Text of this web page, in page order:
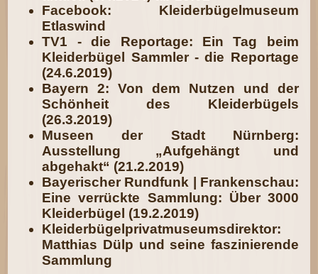
Facebook: Kleiderbügelmuseum
Etlaswind
TV1 - die Reportage: Ein Tag beim
Kleiderbügel Sammler - die Reportage
(24.6.2019)
Bayern 2: Von dem Nutzen und der
Schönheit des Kleiderbügels
(26.3.2019)
Museen der Stadt Nürnberg:
Ausstellung „Aufgehängt und
abgehakt“ (21.2.2019)
Bayerischer Rundfunk | Frankenschau:
Eine verrückte Sammlung: Über 3000
Kleiderbügel (19.2.2019)
Kleiderbügelprivatmuseumsdirektor:
Matthias Dülp und seine faszinierende
Sammlung